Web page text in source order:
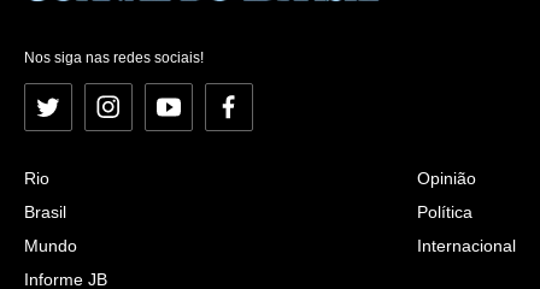
Nos siga nas redes sociais!
Twitter InstagramYouTubeFacebook
Rio
Brasil
Mundo
Informe JB
Opinião
Política
Internacional